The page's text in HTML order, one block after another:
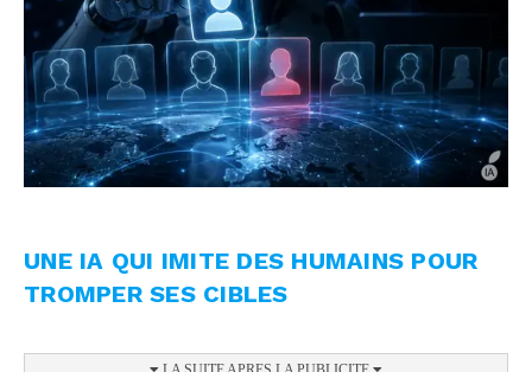
UNE IA QUI IMITE DES HUMAINS POUR
TROMPER SES CIBLES